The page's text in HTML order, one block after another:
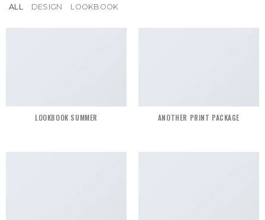
ALL DESIGN LOOKBOOK
LOOKBOOK SUMMER ANOTHER PRINT PACKAGE